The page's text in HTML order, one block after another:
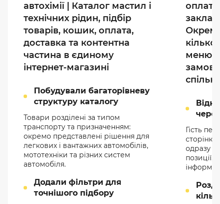
автохімії | Каталог мастил і
технічних рідин, підбір
товарів, кошик, оплата,
доставка та контентна
частина в єдиному
інтернет-магазині
Побудували багаторівневу
структуру каталогу
Товари розділені за типом
транспорту та призначенням:
окремо представлені рішення для
легкових і вантажних автомобілів,
мототехніки та різних систем
автомобіля.
Додали фільтри для
точнішого підбору
оплату
меню,
Гість
одразу
позиції,